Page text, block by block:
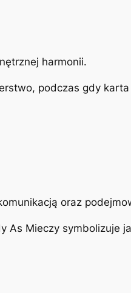
harmonii.
podczas gdy
oraz
Mieczy symbolizuje